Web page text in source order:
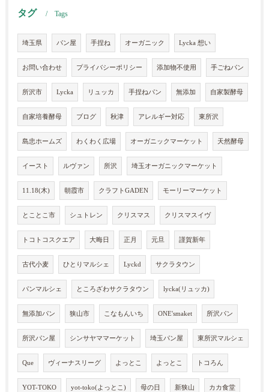
タグ Tags
埼玉県 パン屋 手捏ね オーガニック Lycka 想い
お問い合わせ プライバシーポリシー 添加物不使用 手ごねパン
所沢市 Lycka リュッカ 手捏ねパン 無添加 自家製酵母
自家培養酵母 ブログ 秋津 アレルギー対応 東所沢
島忠ホームズ わくわく広場 オーガニックマーケット 天然酵母
イースト ルヴァン 所沢 埼玉オーガニックマーケット
11.18(木) 朝霞市 クラフトGADEN モーリーマーケット
とことこ市 シュトレン クリスマス クリスマスイヴ
トコトコスクエア 大晦日 正月 元旦 謹賀新年
古代小麦 ひとりマルシェ Lyckd サクラタウン
パンマルシェ ところざわサクラタウン lycka(リュッカ)
無添加パン 狭山市 こなもんいち ONE'smaket 所沢パン
所沢パン屋 シンサヤママーケット 埼玉パン屋 東所沢マルシェ
Que ヴィーナスリーグ よっとこ よっとこ トコろん
YOT-TOKO yot-toko(よっとこ) 母の日 新狭山 カカ食堂